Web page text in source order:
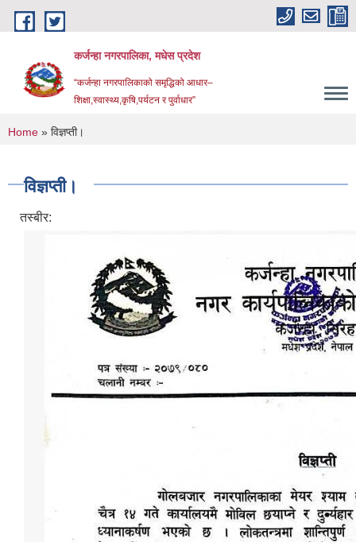
Skip to main content
कर्जन्हा नगरपालिका, मधेस प्रदेश
“कर्जन्हा नगरपालिकाको समृद्धिको आधार–
शिक्षा,स्वास्थ्य,कृषि,पर्यटन र पुर्वाधार”
You are here
Home » विज्ञप्ती।
विज्ञप्ती।
तस्बीर: